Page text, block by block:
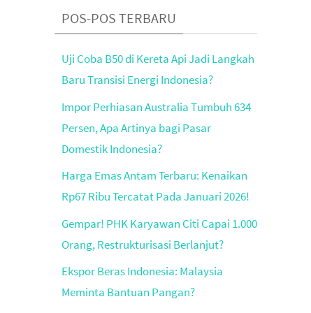
POS-POS TERBARU
Uji Coba B50 di Kereta Api Jadi Langkah
Baru Transisi Energi Indonesia?
Impor Perhiasan Australia Tumbuh 634
Persen, Apa Artinya bagi Pasar
Domestik Indonesia?
Harga Emas Antam Terbaru: Kenaikan
Rp67 Ribu Tercatat Pada Januari 2026!
Gempar! PHK Karyawan Citi Capai 1.000
Orang, Restrukturisasi Berlanjut?
Ekspor Beras Indonesia: Malaysia
Meminta Bantuan Pangan?